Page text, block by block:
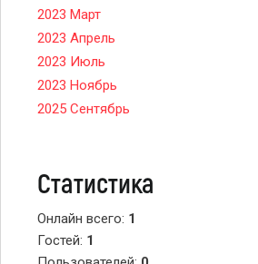
2023 Март
2023 Апрель
2023 Июль
2023 Ноябрь
2025 Сентябрь
Статистика
Онлайн всего: 1
Гостей: 1